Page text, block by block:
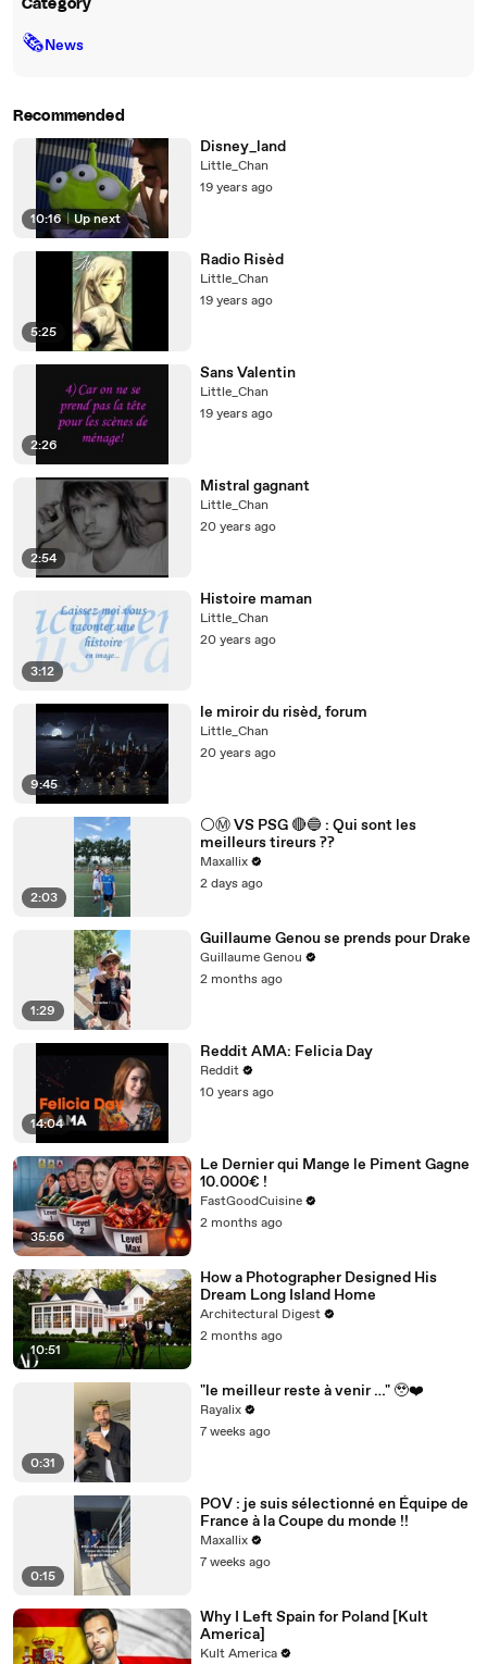
Category
🗞News
Recommended
10:16 | Up next
Disney_land
Little_Chan
19 years ago
5:25
Radio Risèd
Little_Chan
19 years ago
2:26
Sans Valentin
Little_Chan
19 years ago
2:54
Mistral gagnant
Little_Chan
20 years ago
3:12
Histoire maman
Little_Chan
20 years ago
9:45
le miroir du risèd, forum
Little_Chan
20 years ago
2:03
⚪️Ⓜ️ VS PSG 🔴🔵 : Qui sont les
meilleurs tireurs ??
Maxallix
2 days ago
1:29
Guillaume Genou se prends pour Drake
Guillaume Genou
2 months ago
14:04
Reddit AMA: Felicia Day
Reddit
10 years ago
35:56
Le Dernier qui Mange le Piment Gagne
10.000€ !
FastGoodCuisine
2 months ago
10:51
How a Photographer Designed His
Dream Long Island Home
Architectural Digest
2 months ago
0:31
"le meilleur reste à venir …" 🥹❤️‍
Rayalix
7 weeks ago
0:15
POV : je suis sélectionné en Équipe de
France à la Coupe du monde !!
Maxallix
7 weeks ago
Why I Left Spain for Poland [Kult
America]
Kult America